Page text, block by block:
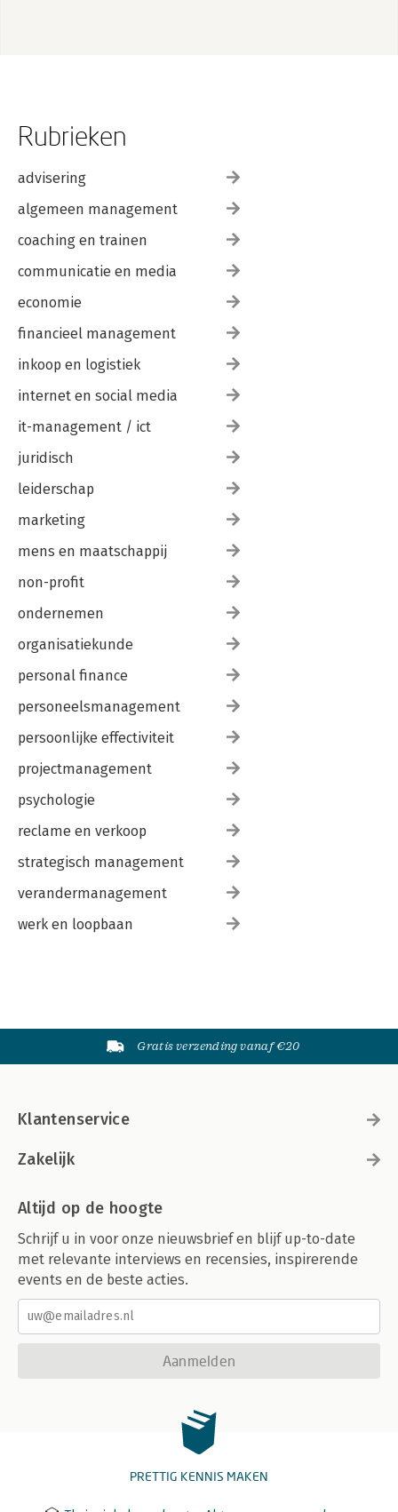
Rubrieken
advisering
algemeen management
coaching en trainen
communicatie en media
economie
financieel management
inkoop en logistiek
internet en social media
it-management / ict
juridisch
leiderschap
marketing
mens en maatschappij
non-profit
ondernemen
organisatiekunde
personal finance
personeelsmanagement
persoonlijke effectiviteit
projectmanagement
psychologie
reclame en verkoop
strategisch management
verandermanagement
werk en loopbaan
Gratis verzending vanaf €20
Klantenservice
Zakelijk
Altijd op de hoogte
Schrijf u in voor onze nieuwsbrief en blijf up-to-date
met relevante interviews en recensies, inspirerende
events en de beste acties.
Aanmelden
PRETTIG KENNIS MAKEN